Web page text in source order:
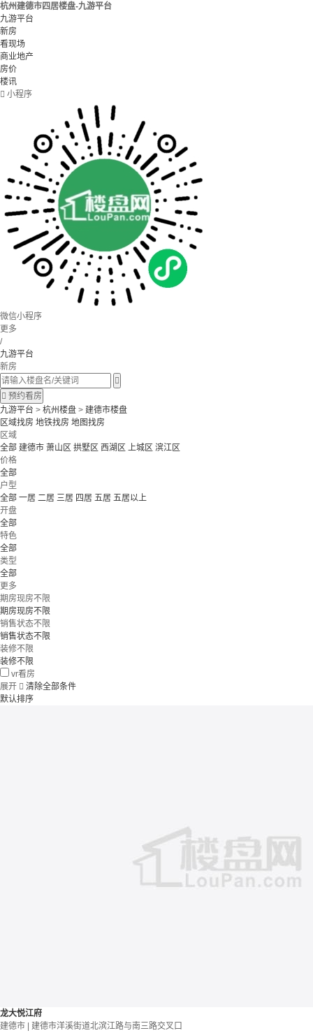
杭州建德市四居楼盘-九游平台
九游平台
新房
看现场
商业地产
房价
楼讯
 小程序
微信小程序
更多
/
九游平台
新房

 预约看房
九游平台 > 杭州楼盘 > 建德市楼盘
区域找房 地铁找房 地图找房
区域
全部 建德市 萧山区 拱墅区 西湖区 上城区 滨江区
价格
全部
户型
全部 一居 二居 三居 四居 五居 五居以上
开盘
全部
特色
全部
类型
全部
更多
期房现房不限
期房现房不限
销售状态不限
销售状态不限
装修不限
装修不限
vr看房
展开  清除全部条件
默认排序
龙大悦江府
建德市 | 建德市洋溪街道北滨江路与南三路交叉口